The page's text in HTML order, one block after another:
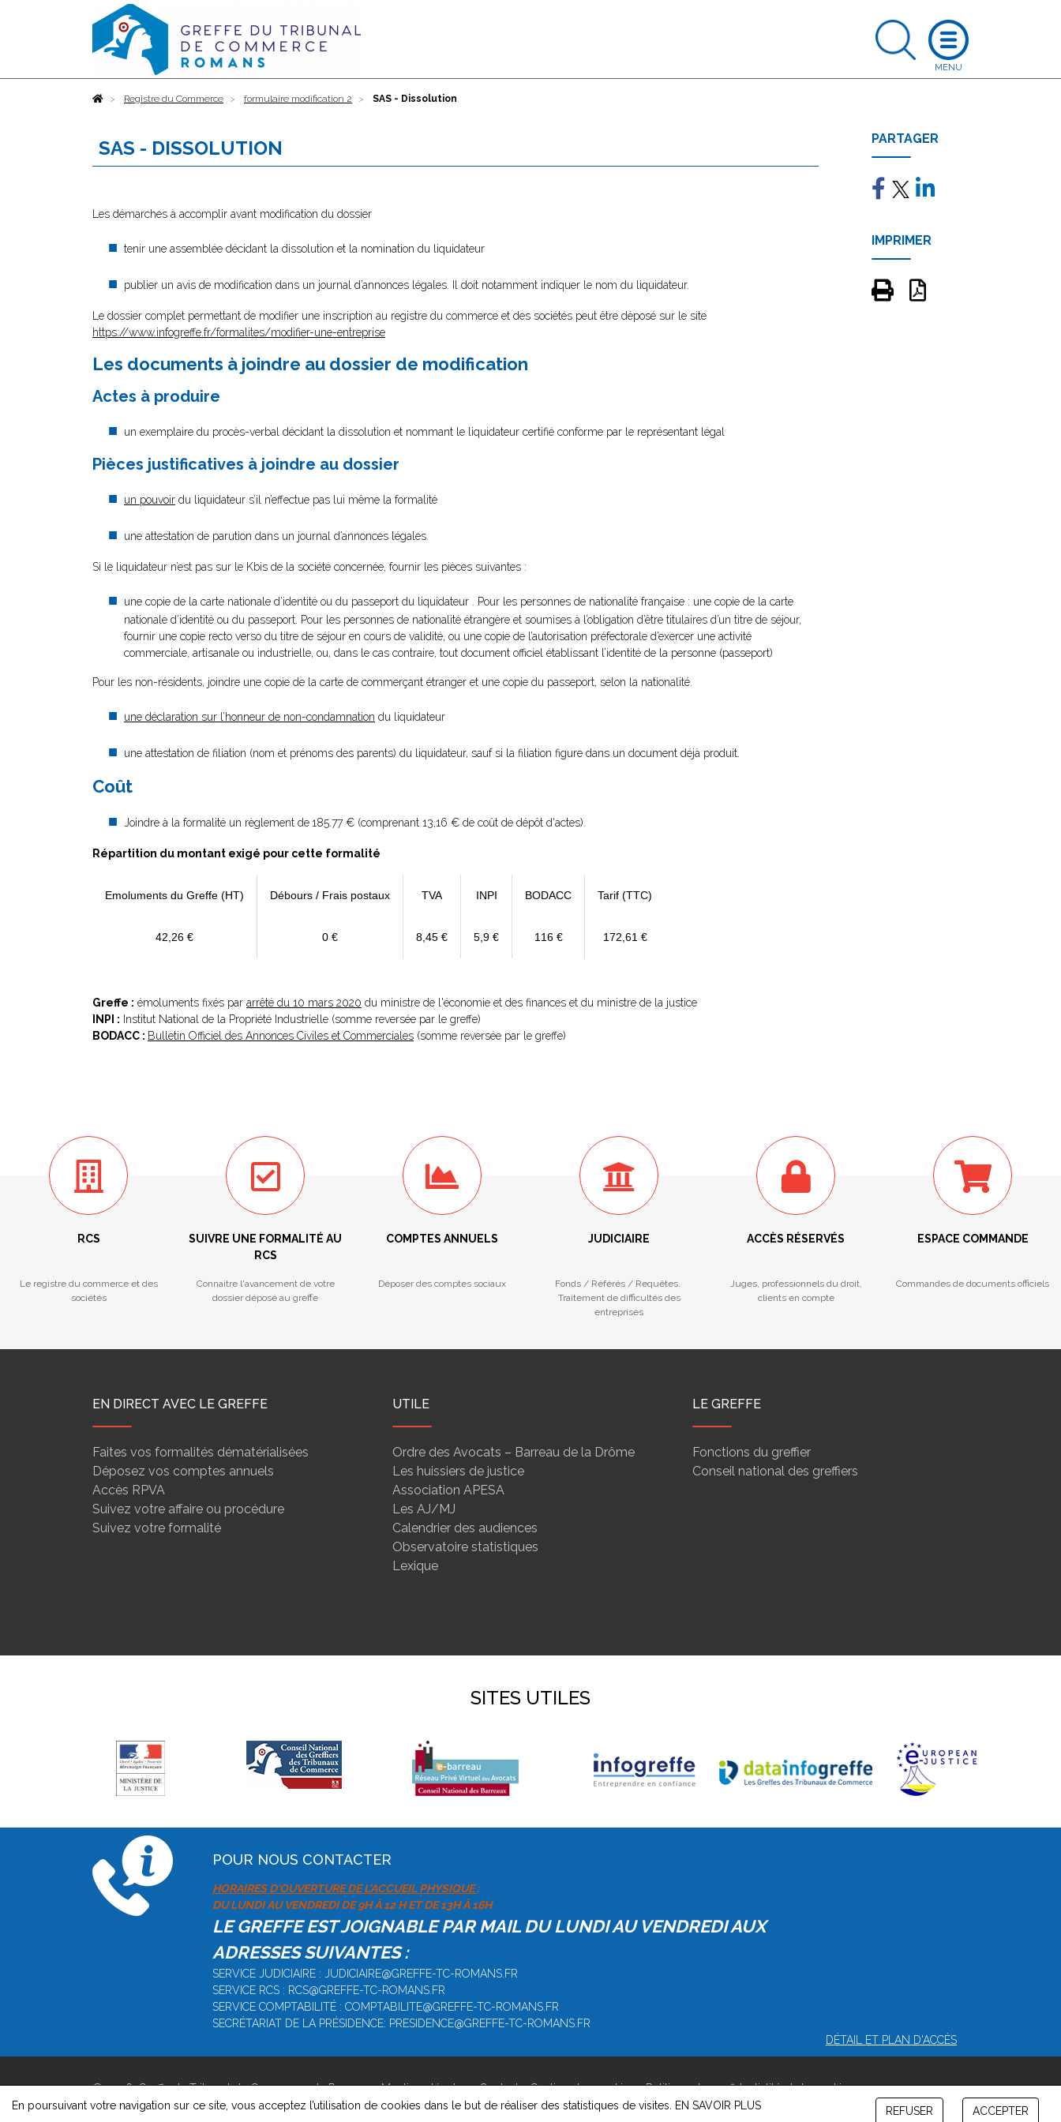
AccueilRegistre du Commerce formulaire modification 2 SAS - Dissolution
SAS - DISSOLUTION
Les démarches à accomplir avant modification du dossier
tenir une assemblée décidant la dissolution et la nomination du liquidateur
publier un avis de modification dans un journal d’annonces légales. Il doit notamment indiquer le nom du liquidateur.
Le dossier complet permettant de modifier une inscription au registre du commerce et des sociétés peut être déposé sur le site
https://www.infogreffe.fr/formalites/modifier-une-entreprise
Les documents à joindre au dossier de modification
Actes à produire
un exemplaire du procès-verbal décidant la dissolution et nommant le liquidateur certifié conforme par le représentant légal
Pièces justificatives à joindre au dossier
un pouvoir du liquidateur s’il n’effectue pas lui même la formalité
une attestation de parution dans un journal d’annonces légales.
Si le liquidateur n’est pas sur le Kbis de la société concernée, fournir les pièces suivantes :
une copie de la carte nationale d’identité ou du passeport du liquidateur . Pour les personnes de nationalité française : une copie de la carte
nationale d’identité ou du passeport. Pour les personnes de nationalité étrangère et soumises à l’obligation d’être titulaires d’un titre de séjour,
fournir une copie recto verso du titre de séjour en cours de validité, ou une copie de l’autorisation préfectorale d’exercer une activité
commerciale, artisanale ou industrielle, ou, dans le cas contraire, tout document officiel établissant l’identité de la personne (passeport)
Pour les non-résidents, joindre une copie de la carte de commerçant étranger et une copie du passeport, selon la nationalité.
une déclaration sur l’honneur de non-condamnation du liquidateur
une attestation de filiation (nom et prénoms des parents) du liquidateur, sauf si la filiation figure dans un document déjà produit.
Coût
Joindre à la formalité un règlement de185.77 € (comprenant 13,16 € de coût de dépôt d'actes).
Répartition du montant exigé pour cette formalité
Emoluments du Greffe (HT) Débours / Frais postaux TVA INPI BODACC Tarif (TTC)
42,26 € 0 € 8,45 € 5,9 € 116 € 172,61 €
Greffe : émoluments fixés par arrêté du 10 mars 2020 du ministre de l'économie et des finances et du ministre de la justice
INPI : Institut National de la Propriété Industrielle (somme reversée par le greffe)
BODACC : Bulletin Officiel des Annonces Civiles et Commerciales (somme reversée par le greffe)
PARTAGER
IMPRIMER
RCS
Le registre du commerce et des
sociétés
SUIVRE UNE FORMALITÉ AU
RCS
Connaitre l'avancement de votre
dossier déposé au greffe
COMPTES ANNUELS
Déposer des comptes sociaux
JUDICIAIRE
Fonds / Référés / Requêtes.
Traitement de difficultés des
entreprises
ACCÈS RÉSERVÉS
Juges, professionnels du droit,
clients en compte
ESPACE COMMANDE
Commandes de documents officiels
EN DIRECT AVEC LE GREFFE
Faites vos formalités dématérialisées
Déposez vos comptes annuels
Accès RPVA
Suivez votre affaire ou procédure
Suivez votre formalité
UTILE
Ordre des Avocats – Barreau de la Drôme
Les huissiers de justice
Association APESA
Les AJ/MJ
Calendrier des audiences
Observatoire statistiques
Lexique
LE GREFFE
Fonctions du greffier
Conseil national des greffiers
SITES UTILES
POUR NOUS CONTACTER
HORAIRES D'OUVERTURE DE L'ACCUEIL PHYSIQUE:
DU LUNDI AU VENDREDI DE 9H À 12 H ET DE 13H À 16H
LE GREFFE EST JOIGNABLE PAR MAIL DU LUNDI AU VENDREDI AUX
ADRESSES SUIVANTES :
SERVICE JUDICIAIRE : JUDICIAIRE@GREFFE-TC-ROMANS.FR
SERVICE RCS : RCS@GREFFE-TC-ROMANS.FR
SERVICE COMPTABILITÉ : COMPTABILITE@GREFFE-TC-ROMANS.FR
SECRÉTARIAT DE LA PRÉSIDENCE: PRESIDENCE@GREFFE-TC-ROMANS.FR
DÉTAIL ET PLAN D'ACCÈS
© 2026, Greffe du Tribunal de Commerce de Romans -Mentions légales-Contact-Gestion des cookies-Politique de confidentialité et de cookies
Version : 1.8.1
En poursuivant votre navigation sur ce site, vous acceptez l’utilisation de cookies dans le but de réaliser des statistiques de visites. EN SAVOIR PLUS REFUSER ACCEPTER